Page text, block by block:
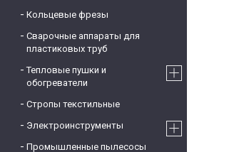
Кольцевые фрезы
Сварочные аппараты для
пластиковых труб
Тепловые пушки и
обогреватели
Стропы текстильные
Электроинструменты
Промышленные пылесосы